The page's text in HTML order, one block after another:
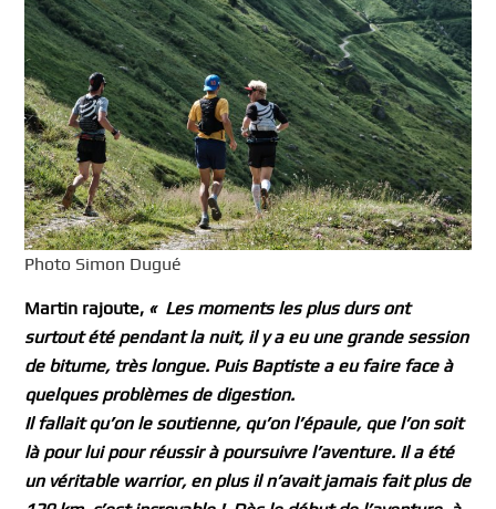
Photo Simon Dugué
Martin rajoute, « Les moments les plus durs ont
surtout été pendant la nuit, il y a eu une grande session
de bitume, très longue. Puis Baptiste a eu faire face à
quelques problèmes de digestion.
Il fallait qu’on le soutienne, qu’on l’épaule, que l’on soit
là pour lui pour réussir à poursuivre l’aventure. Il a été
un véritable warrior, en plus il n’avait jamais fait plus de